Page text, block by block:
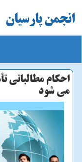
انجمن پارسیان
احكام مطالباتی
می شود